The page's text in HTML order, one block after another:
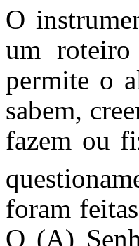
O
um roteiro
permite o
sabem,
fazem ou
foram
O (A)